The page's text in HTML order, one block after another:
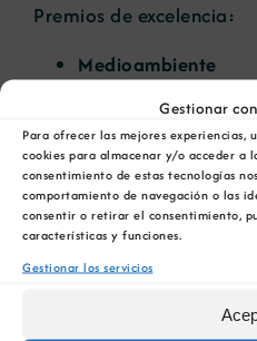
Gestionar
Para ofrecer las mejores experiencias,
cookies para almacenar y/o acceder a
consentimiento de estas tecnologías
comportamiento de navegación o las
consentir o retirar el consentimiento,
características y funciones.
Gestionar los servicios
Premios de excelencia:
Medioambiente
Economía de la
Premios y Certificados:
Restauración
Buenas Prácticas
Cambio Climático
Economía y Valor